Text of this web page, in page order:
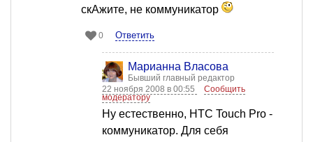
скАжите, не коммуникатор
0 Ответить
Марианна Власова
Бывший главный редактор
22 ноября 2008 в 00:55
Сообщить
модератору
Ну естественно, HTC Touch Pro -
коммуникатор. Для себя